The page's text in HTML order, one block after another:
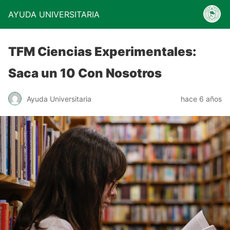
AYUDA UNIVERSITARIA
TFM Ciencias Experimentales:
Saca un 10 Con Nosotros
Ayuda Universitaria hace 6 años